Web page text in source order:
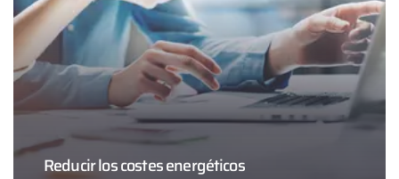
Reducir los costes energéticos